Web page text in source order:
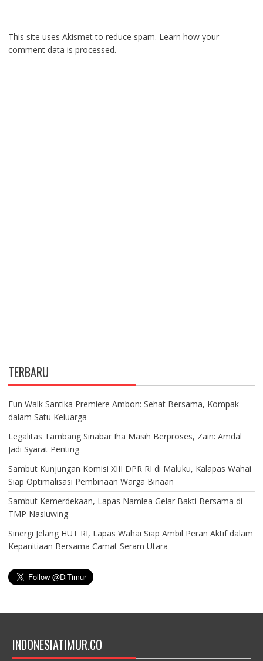
This site uses Akismet to reduce spam. Learn how your
comment data is processed.
TERBARU
Fun Walk Santika Premiere Ambon: Sehat Bersama, Kompak
dalam Satu Keluarga
Legalitas Tambang Sinabar Iha Masih Berproses, Zain: Amdal
Jadi Syarat Penting
Sambut Kunjungan Komisi XIII DPR RI di Maluku, Kalapas Wahai
Siap Optimalisasi Pembinaan Warga Binaan
Sambut Kemerdekaan, Lapas Namlea Gelar Bakti Bersama di
TMP Nasluwing
Sinergi Jelang HUT RI, Lapas Wahai Siap Ambil Peran Aktif dalam
Kepanitiaan Bersama Camat Seram Utara
INDONESIATIMUR.CO